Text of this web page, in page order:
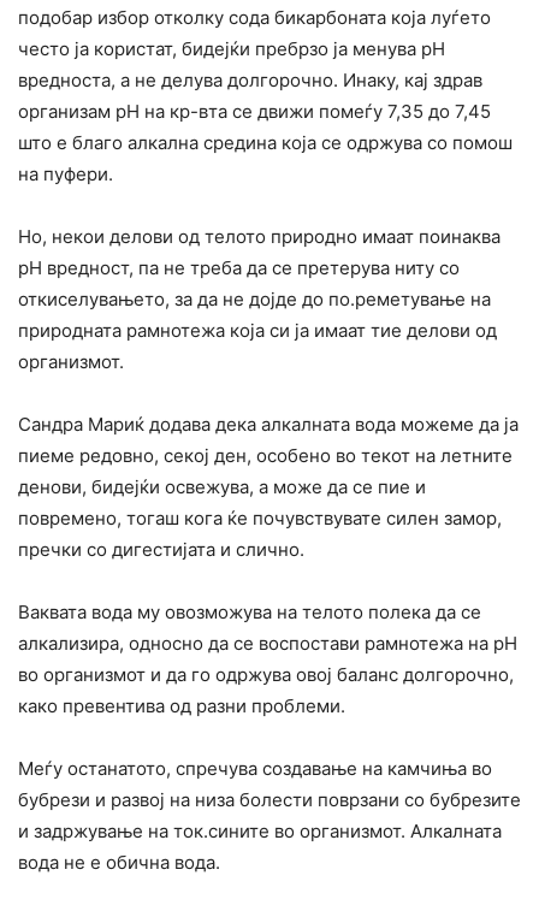
подобар избор отколку сода бикарбоната која луѓето
често ја користат, бидејќи пребрзо ја менува рН
вредноста, а не делува долгорочно. Инаку, кај здрав
организам рН на кр-вта се движи помеѓу 7,35 до 7,45
што е благо алкална средина која се одржува со помош
на пуфери.
Но, некои делови од телото природно имаат поинаква
рН вредност, па не треба да се претерува ниту со
откиселувањето, за да не дојде до по.реметување на
природната рамнотежа која си ја имаат тие делови од
организмот.
Сандра Мариќ додава дека алкалната вода можеме да ја
пиеме редовно, секој ден, особено во текот на летните
денови, бидејќи освежува, а може да се пие и
повремено, тогаш кога ќе почувствувате силен замор,
пречки со дигестијата и слично.
Ваквата вода му овозможува на телото полека да се
алкализира, односно да се воспостави рамнотежа на рН
во организмот и да го одржува овој баланс долгорочно,
како превентива од разни проблеми.
Меѓу останатото, спречува создавање на камчиња во
бубрези и развој на низа болести поврзани со бубрезите
и задржување на ток.сините во организмот. Алкалната
вода не е обична вода.